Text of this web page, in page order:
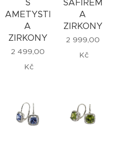
S
AMETYSTEM
A
ZIRKONY
2 499,00
Kč
SAFÍREM
A
ZIRKONY
2 999,00
Kč